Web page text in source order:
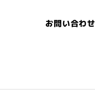
お問い合わせ